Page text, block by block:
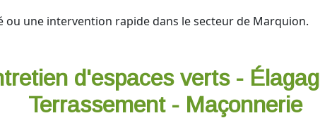
ou une intervention rapide dans le secteur de Marquion.
d'espaces verts -
Terrassement - Maçonnerie